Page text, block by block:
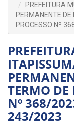
PREFEITURA
PERMANENTE
PROCESSO Nº
TERMO DE
Nº 368/
243/2023